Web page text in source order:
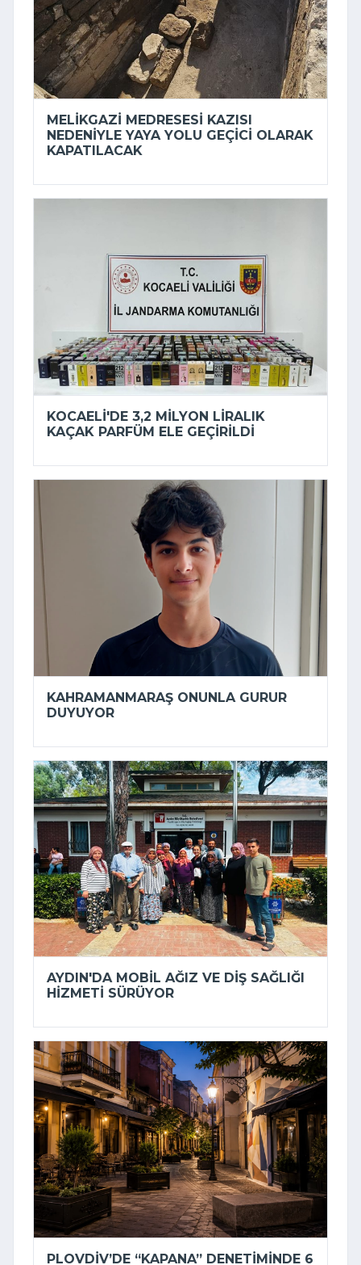
MELIKGAZI MEDRESESI KAZISI
NEDENIYLE YAYA YOLU GEÇICI OLARAK
KAPATILACAK
KOCAELI'DE 3,2 MILYON LIRALIK
KAÇAK PARFÜM ELE GEÇIRILDI
KAHRAMANMARAŞ ONUNLA GURUR
DUYUYOR
AYDIN'DA MOBIL AĞIZ VE DIŞ SAĞLIĞI
HIZMETI SÜRÜYOR
PLOVDIV’DE “KAPANA” DENETIMINDE 6